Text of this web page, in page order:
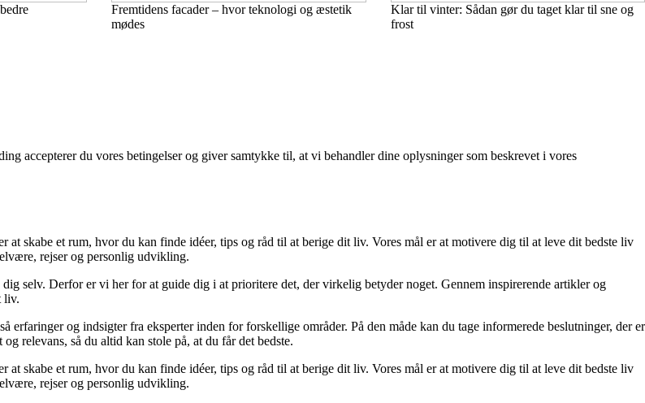
Fremtidens facader – hvor teknologi og æstetik
mødes
Klar til vinter: Sådan gør du taget klar til sne og
frost
accepterer du vores betingelser og giver samtykke til, at vi behandler dine oplysninger som beskrevet i vores
skabe et rum, hvor du kan finde idéer, tips og råd til at berige dit liv. Vores mål er at motivere dig til at leve dit bedste liv
rejser og personlig udvikling.
selv. Derfor er vi her for at guide dig i at prioritere det, der virkelig betyder noget. Gennem inspirerende artikler og
liv.
og indsigter fra eksperter inden for forskellige områder. På den måde kan du tage informerede beslutninger, der er
relevans, så du altid kan stole på, at du får det bedste.
skabe et rum, hvor du kan finde idéer, tips og råd til at berige dit liv. Vores mål er at motivere dig til at leve dit bedste liv
rejser og personlig udvikling.